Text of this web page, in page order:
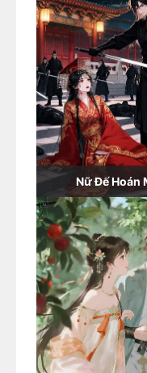
Nữ Đế Hoán